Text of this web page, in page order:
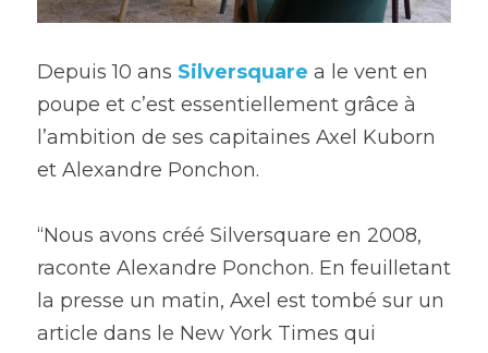
Depuis 10 ans Silversquare a le vent en
poupe et c’est essentiellement grâce à
l’ambition de ses capitaines Axel Kuborn
et Alexandre Ponchon.
“Nous avons créé Silversquare en 2008,
raconte Alexandre Ponchon. En feuilletant
la presse un matin, Axel est tombé sur un
article dans le New York Times qui